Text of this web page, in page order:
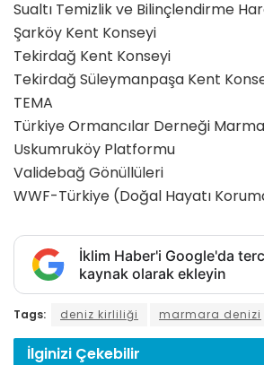
Sualtı Temizlik ve Bilinçlendirme
Şarköy Kent Konseyi
Tekirdağ Kent Konseyi
Tekirdağ Süleymanpaşa Kent
TEMA
Türkiye Ormancılar Derneği
Uskumruköy Platformu
Validebağ Gönüllüleri
WWF-Türkiye (Doğal Hayatı
İklim Haber'i Google'da
kaynak olarak ekleyin
Tags: deniz kirliliği marmara denizi
İlginizi Çekebilir